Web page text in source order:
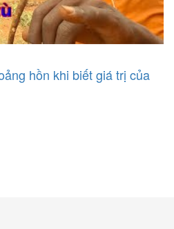
hồn khi biết giá trị của